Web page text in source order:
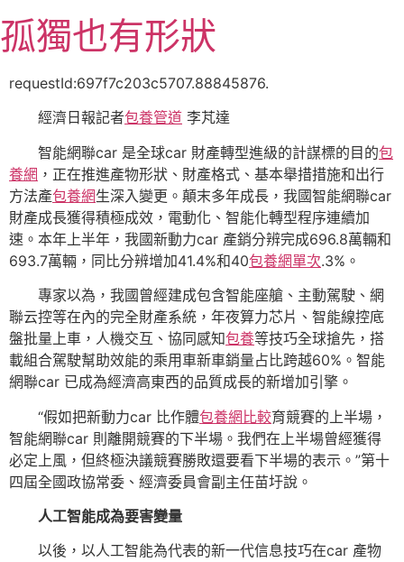
至
主
孤獨也有形狀
requestId:697f7c203c5707.88845876.
經濟日報記者包養管道 李芃達
智能網聯car 是全球car 財產轉型進級的計謀標的目的包
養網 ，正在推進產物形狀、財產格式、基本舉措措施和出行
方法產包養網生深入變更。顛末多年成長，我國智能網聯car
財產成長獲得積極成效，電動化、智能化轉型程序連續加
速。本年上半年，我國新動力car 產銷分辨完成696.8萬輛和
693.7萬輛，同比分辨增加41.4%和40包養網單次.3%。
專家以為，我國曾經建成包含智能座艙、主動駕駛、網
聯云控等在內的完全財產系統，年夜算力芯片、智能線控底
盤批量上車，人機交互、協同感知包養等技巧全球搶先，搭
載組合駕駛幫助效能的乘用車新車銷量占比跨越60%。智能
網聯car 已成為經濟高東西的品質成長的新增加引擎。
“假如把新動力car 比作體包養網比較育競賽的上半場，
智能網聯car 則離開競賽的下半場。我們在上半場曾經獲得
必定上風，但終極決議競賽勝敗還要看下半場的表示。”第十
四屆全國政協常委、經濟委員會副主任苗圩說。
人工智能成為要害變量
以後，以人工智能為代表的新一代信息技巧在car 產物